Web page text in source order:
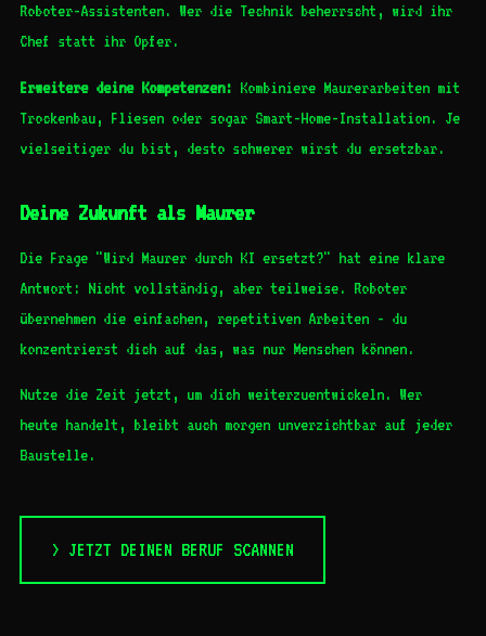
Roboter-Assistenten. Wer die Technik beherrscht, wird ihr
Chef statt ihr Opfer.
Erweitere deine Kompetenzen: Kombiniere Maurerarbeiten mit
Trockenbau, Fliesen oder sogar Smart-Home-Installation. Je
vielseitiger du bist, desto schwerer wirst du ersetzbar.
Deine Zukunft als Maurer
Die Frage "Wird Maurer durch KI ersetzt?" hat eine klare
Antwort: Nicht vollständig, aber teilweise. Roboter
übernehmen die einfachen, repetitiven Arbeiten - du
konzentrierst dich auf das, was nur Menschen können.
Nutze die Zeit jetzt, um dich weiterzuentwickeln. Wer
heute handelt, bleibt auch morgen unverzichtbar auf jeder
Baustelle.
> JETZT DEINEN BERUF SCANNEN